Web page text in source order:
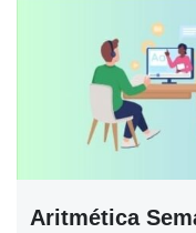
Aritmética